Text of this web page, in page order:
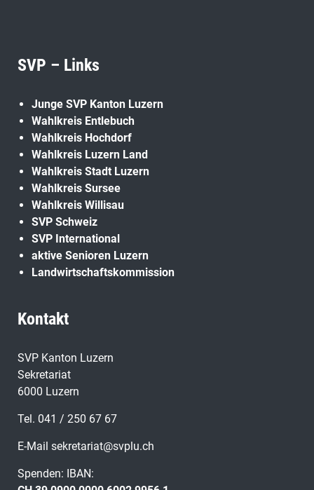
SVP – Links
Junge SVP Kanton Luzern
Wahlkreis Entlebuch
Wahlkreis Hochdorf
Wahlkreis Luzern Land
Wahlkreis Stadt Luzern
Wahlkreis Sursee
Wahlkreis Willisau
SVP Schweiz
SVP International
aktive Senioren Luzern
Landwirtschaftskommission
Kontakt
SVP Kanton Luzern
Sekretariat
6000 Luzern
Tel. 041 / 250 67 67
E-Mail sekretariat@svplu.ch
Spenden: IBAN: